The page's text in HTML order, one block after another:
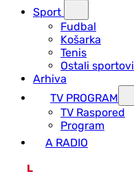
Sport
Fudbal
Košarka
Tenis
Ostali sportovi
Arhiva
TV PROGRAM
ТV Raspored
Program
A RADIO
L